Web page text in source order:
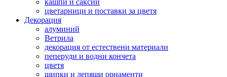
кашпи и саксии
цветарници и поставки за цветя
Декорация
алуминий
Ветрила
декорация от естествени материали
пеперуди и водни кончета
цветя
щипки и лепящи орнаменти